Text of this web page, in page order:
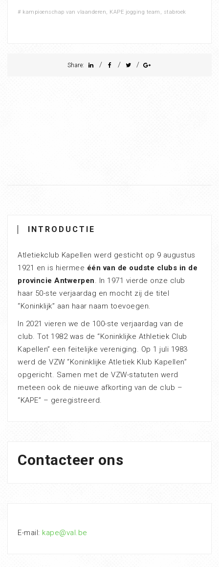
# kampioenschap van vlaanderen, KAPE jogging team , stabroek
Share: / / /
INTRODUCTIE
Atletiekclub Kapellen werd gesticht op 9 augustus
1921 en is hiermee één van de oudste clubs in de
provincie Antwerpen. In 1971 vierde onze club
haar 50-ste verjaardag en mocht zij de titel
“Koninklijk” aan haar naam toevoegen.
In 2021 vieren we de 100-ste verjaardag van de
club. Tot 1982 was de “Koninklijke Athletiek Club
Kapellen” een feitelijke vereniging. Op 1 juli 1983
werd de VZW “Koninklijke Atletiek Klub Kapellen”
opgericht. Samen met de VZW-statuten werd
meteen ook de nieuwe afkorting van de club –
“KAPE” – geregistreerd.
Contacteer ons
E-mail: kape@val.be